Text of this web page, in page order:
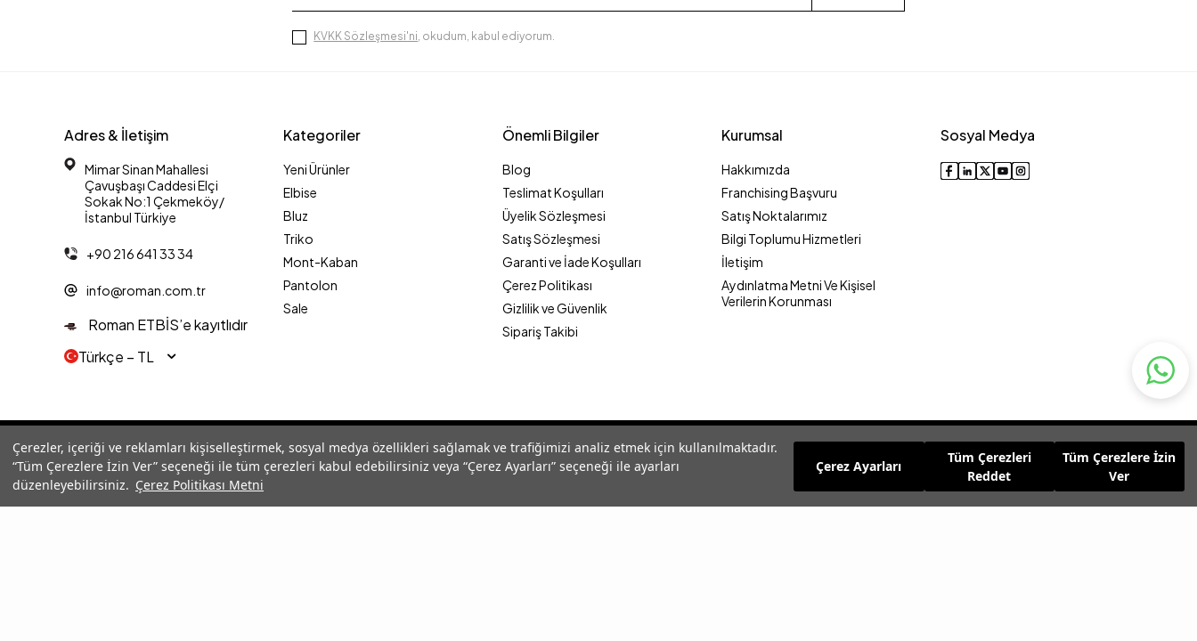
Çerezler, içeriği ve reklamları kişiselleştirmek, sosyal medya özellikleri sağlamak ve trafiğimizi analiz etmek için kullanılmaktadır.
“Tüm Çerezlere İzin Ver” seçeneği ile tüm çerezleri kabul edebilirsiniz veya “Çerez Ayarları” seçeneği ile ayarları
düzenleyebilirsiniz. Çerez Politikası Metni
Çerez Ayarları
Tüm Çerezleri
Reddet
Tüm Çerezlere İzin
Ver
KVKK Sözleşmesi'ni, okudum, kabul ediyorum.
Adres & İletişim
Mimar Sinan Mahallesi
Çavuşbaşı Caddesi Elçi
Sokak No:1 Çekmeköy/
İstanbul Türkiye
+90 216 641 33 34
info@roman.com.tr
Roman ETBİS’e kayıtlıdır
Türkçe − TL
Kategoriler
Yeni Ürünler
Elbise
Bluz
Triko
Mont-Kaban
Pantolon
Sale
Önemli Bilgiler
Blog
Teslimat Koşulları
Üyelik Sözleşmesi
Satış Sözleşmesi
Garanti ve İade Koşulları
Çerez Politikası
Gizlilik ve Güvenlik
Sipariş Takibi
Kurumsal
Hakkımızda
Franchising Başvuru
Satış Noktalarımız
Bilgi Toplumu Hizmetleri
İletişim
Aydınlatma Metni Ve Kişisel
Verilerin Korunması
Sosyal Medya
© 2025 Roman® Tüm Hakları Saklıdır, İzinsiz kullanılamaz